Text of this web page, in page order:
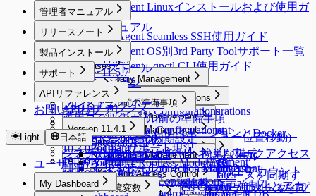
Multi Agent Linuxインストールおよび使用ガ
イド
Multi Agent Seamless SSH使用ガイド
Multi Agent OS別3rd Party Toolサポート一覧
Multi Agent - qpctl CLI使用ガイド
管理者マニュアル
管理者マニュアル
General
General
Company Management
Company Management
General
Security
Allowed Zones
Channels
Alerts
Alerts
New Request > リクエストタイプ
Licenses
User Management
User Management
Users
Users
ユーザープロフィール
qp-adminデフォルトアカウント
のパスワード変更強制化とアカ
Groups
Roles
Profile Editor
Profile Editor
Authentication
Workflow Management
Workflow Management
All Requests
Approval Rules
Workflow Configurations
System
System
Integrations
Integrations
API Token
Jobs
Databases
Databases
DAC General Configurations
DAC General Configurations
Unmasking Zones
Masking Pattern (メニュー位置移動)
Connection Management
Connection Management
Cloud Providers
Cloud Providers
AWSからDBリソースを同期す
る
DB Connections
DB Connections
SSL Configurations
SSH Configurations
DB Access Control
DB Access Control
Privilege Type
Privilege Type
MongoDB / Document DB
Access Control
Policies
Policies
Data Access
Masking Pattern
Ledger Management
Ledger Management
(New) Policy Management
Servers
Servers
SAC General Configurations
Connection Management
Connection Management
Cloud Providers
Cloud Providers
AWSからサーバーリソースを同
Servers
Servers
Server Account Management
Server Account Management
Server Account Templates
SSH Key Configurations
Session Monitoring
Server Access Control
Server Access Control
Kubernetes
Kubernetes
KAC General Configurations
Connection Management
Connection Management
Cloud Providers
Cloud Providers
K8s Access Control
K8s Access Control
Web Apps
Web Apps
Connection Management
Connection Management
Web Apps
Web App Configurations
Web App Access Control
Web App Access Control
WAC Quickstart
MCP Server
MCP Server
MCP Server Connection Management
MAC General Configurations
MCP Access Control
Audit
Audit
Reports
Multi Agent 制約事項
リリースノート
Release Notes
11.6.0 ~ 11.6.5
11.5.0 ~ 11.5.7
11.4.0
11.3.0
11.2.0
11.1.0 ~ 11.1.2
11.0.0
10.3.0 ~ 10.3.4
10.2.0 ~ 10.2.12
10.1.0 ~ 10.1.11
10.0.0 ~ 10.0.2
製品インストール
製品インストール
製品バージョン
インストール前の準備事項
インストール前の準備事項
LinuxディストリビューションとDocker、
Podmanサポート現況
PodmanでRootless Mode構成
インストール
インストール
インストールガイド - 簡単な構成
インストールガイド - setup.v2.sh
setup.sh、setup.v2.sh比較
インストール後の初期設定
システムアーキテクチャとネットワークアクセス
制御
コンテナ環境変数
サポート
サポート
プレミアムサポート
運用ログ収集ガイド
APIリファレンス
APIリファレンス
Version 11.4.1
External API v2
External API v0.9
お問い合わせ
Light 日本語
ユーザーガイド
My Dashboard